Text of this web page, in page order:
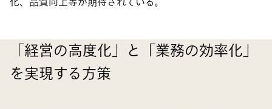
「経営の高度化」と「業務の効率化」
を実現する方策